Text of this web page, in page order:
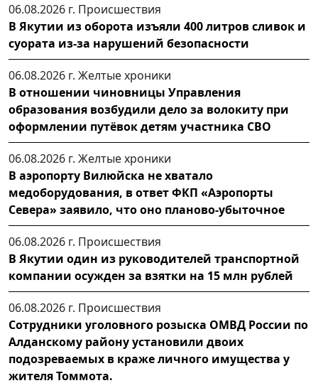
06.08.2026 г. Происшествия
В Якутии из оборота изъяли 400 литров сливок и
суората из-за нарушений безопасности
06.08.2026 г. Желтые хроники
В отношении чиновницы Управления
образования возбудили дело за волокиту при
оформлении путёвок детям участника СВО
06.08.2026 г. Желтые хроники
В аэропорту Вилюйска не хватало
медоборудования, в ответ ФКП «Аэропорты
Севера» заявило, что оно планово-убыточное
06.08.2026 г. Происшествия
В Якутии один из руководителей транспортной
компании осужден за взятки на 15 млн рублей
06.08.2026 г. Происшествия
Сотрудники уголовного розыска ОМВД России по
Алданскому району установили двоих
подозреваемых в краже личного имущества у
жителя Томмота.